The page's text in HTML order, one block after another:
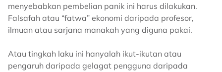
menyebabkan pembelian panik ini harus dilakukan.
Falsafah atau “fatwa” ekonomi daripada profesor,
ilmuan atau sarjana manakah yang diguna pakai.
Atau tingkah laku ini hanyalah ikut-ikutan atau
pengaruh daripada gelagat pengguna daripada